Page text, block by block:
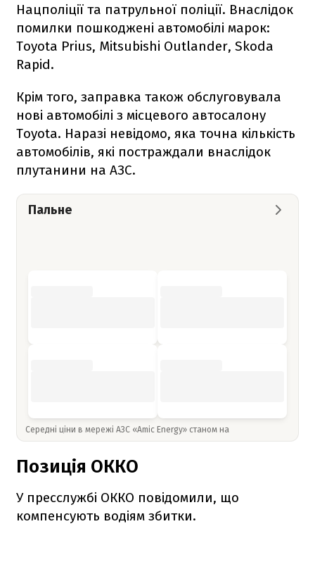
Нацполіції та патрульної поліції. Внаслідок
помилки пошкоджені автомобілі марок:
Toyota Prius, Mitsubishi Outlander, Skoda
Rapid.
Крім того, заправка також обслуговувала
нові автомобілі з місцевого автосалону
Toyota. Наразі невідомо, яка точна кількість
автомобілів, які постраждали внаслідок
плутанини на АЗС.
Пальне
Середні ціни в мережі АЗС «Amic Energy» станом на
Позиція ОККО
У пресслужбі ОККО повідомили, що
компенсують водіям збитки.